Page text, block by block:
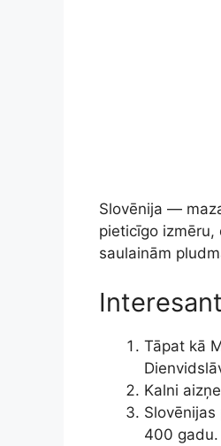
Slovēnija —
pieticīgo
saulainām
Tāpat kā
Kalni
400 gadu.